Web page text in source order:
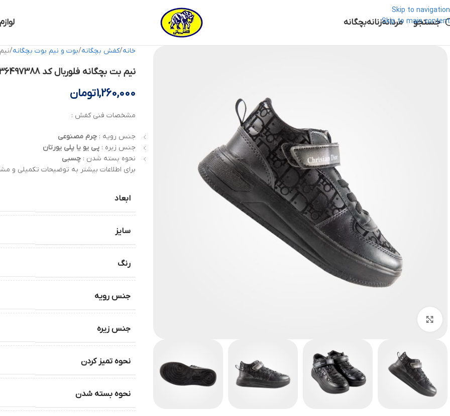
Skip to navigation
Skip to main content
جستجو مردانهزنانهبچگانه
خانه کفش بچگانه بوت و نیم بوت بچگانه نیم
نیم بت بچگانه فلوربال کد 36497388 کفش ملی
1,260,000تومان
مشخصات فنی کفش :
جنس رویه : چرم مصنوعی
جنس زیره : پی یو یا پلی یورتان
نحوه بسته شدن : چسبی
برای اطلاعات بیشتر به توضیحات تکمیلی و
ابعاد
سایز
رنگ
جنس رویه
جنس زیره
نحوه تمیز کردن
نحوه بسته شدن